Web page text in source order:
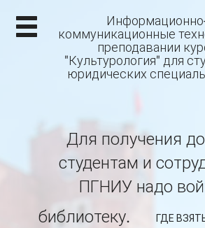
коммуникационные
преподавании
"Культурология" для
юридических
Для получения
студентам и
ПГНИУ надо
библиотеку.
ГДЕ